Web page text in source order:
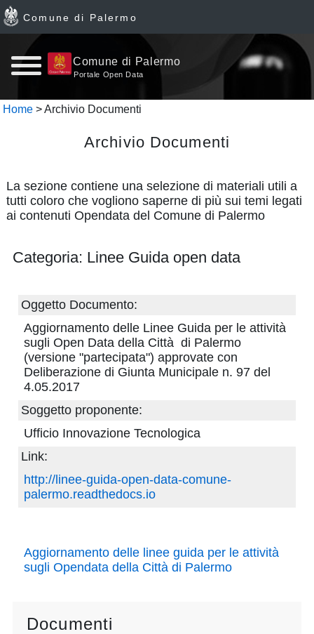
Home
Dataset
dataset
pubblicazioni
Archivio
Documenti
Linee
Guida
Open
Comune di Palermo
Comune di Palermo
Portale Open Data
Home > Archivio Documenti
Archivio Documenti
La sezione contiene una selezione di materiali utili a
tutti coloro che vogliono saperne di più sui temi legati
ai contenuti Opendata del Comune di Palermo
Categoria: Linee Guida open data
Oggetto Documento:
Aggiornamento delle Linee Guida per le attività
sugli Open Data della Città di Palermo
(versione "partecipata") approvate con
Deliberazione di Giunta Municipale n. 97 del
4.05.2017
Soggetto proponente:
Ufficio Innovazione Tecnologica
Link:
http://linee-guida-open-data-comune-
palermo.readthedocs.io
Aggiornamento delle linee guida per le attività
sugli Opendata della Città di Palermo
Documenti